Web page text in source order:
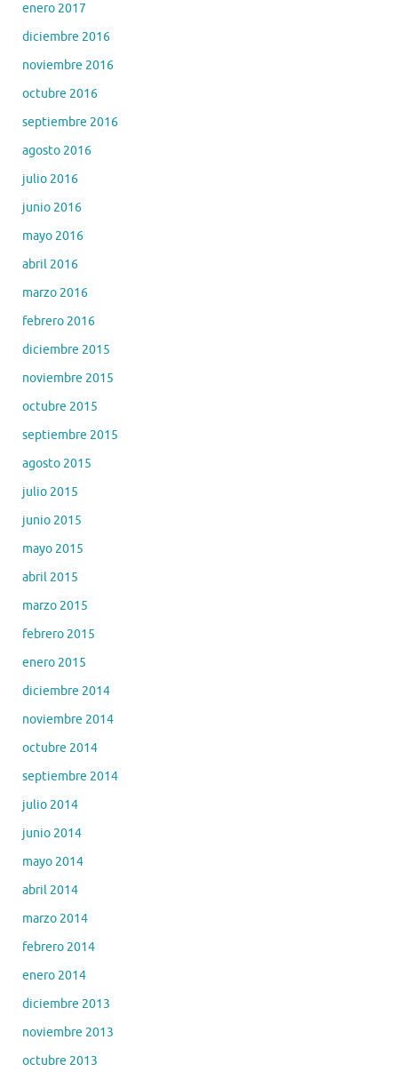
enero 2017
diciembre 2016
noviembre 2016
octubre 2016
septiembre 2016
agosto 2016
julio 2016
junio 2016
mayo 2016
abril 2016
marzo 2016
febrero 2016
diciembre 2015
noviembre 2015
octubre 2015
septiembre 2015
agosto 2015
julio 2015
junio 2015
mayo 2015
abril 2015
marzo 2015
febrero 2015
enero 2015
diciembre 2014
noviembre 2014
octubre 2014
septiembre 2014
julio 2014
junio 2014
mayo 2014
abril 2014
marzo 2014
febrero 2014
enero 2014
diciembre 2013
noviembre 2013
octubre 2013